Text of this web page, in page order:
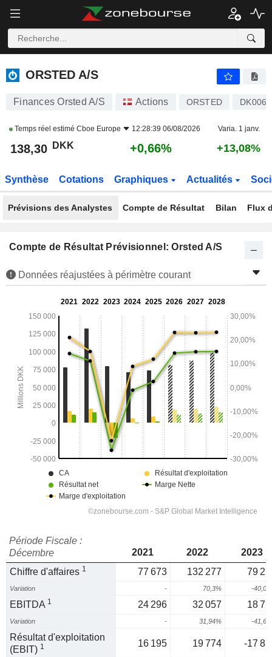
ORSTED A/S
ORSTED A/S
Finances Orsted A/S Actions ORSTED
Temps réel estimé Cboe Europe 12:28:39 06/08/2026 Varia. 1 janv.
138,30 DKK +0,66% +13,08%
Synthèse Cotations Graphiques Actualités
Prévisions des Analystes Compte de Résultat Bilan Flux
Compte de Résultat Prévisionnel: Orsted A/S
Données réajustées à périmètre courant
Période Fiscale :
Décembre
2021 2022
2023
Chiffre d'affaires 1 77 673 132 277 79
Variation - 70,3% -
EBITDA 1 24 296 32 057 18
Variation - 31,94% -
Résultat d'exploitation
(EBIT) 1 16 195 19 774 -17